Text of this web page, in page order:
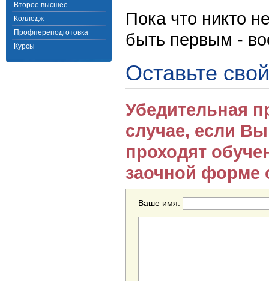
Второе высшее
Колледж
Профпереподготовка
Курсы
Пока что никто
быть первым -
Оставьте
Убедительная
случае, если
проходят
заочной форме
Ваше имя: